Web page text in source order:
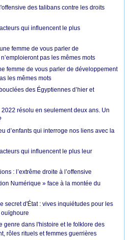
des talibans contre les droits
qui influencent le plus
femme de vous parler de
pas les mêmes mots
femme de vous parler de développement
les mêmes mots
des Égyptiennes d’hier et
résolu en seulement deux ans. Un
d’enfants qui interroge nos liens avec la
qui influencent le plus leur
: l’extrême droite à l’offensive
Numérique » face à la montée du
secret d'État : vives inquiétudes pour les
genre dans l'histoire et le folklore des
rôles rituels et femmes guerrières